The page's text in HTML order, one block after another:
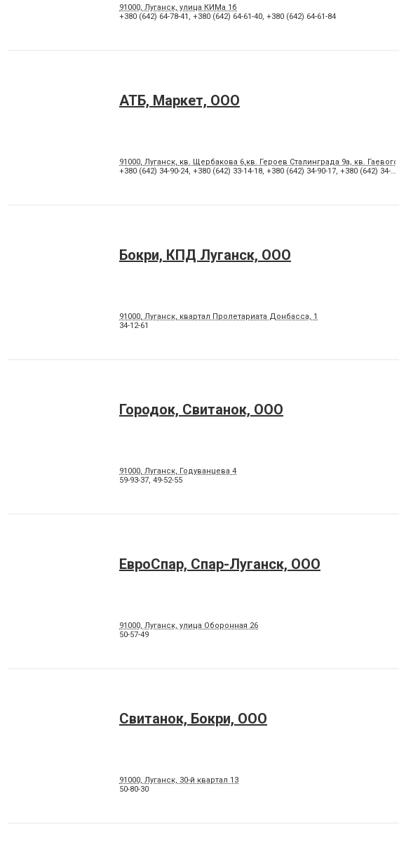
91000, Луганск, улица КИМа 1б
+380 (642) 64-78-41 , +380 (642) 64-61-40, +380 (642) 64-61-84
АТБ, Маркет, ООО
91000, Луганск, кв. Щербакова 6,кв. Героев Сталинграда 9а, кв. Гаевого
+380 (642) 34-90-24, +380 (642) 33-14-18, +380 (642) 34-90-17, +380 (642) 34-84-11
Бокри, КПД Луганск, ООО
91000, Луганск, квартал Пролетариата Донбасса, 1
34-12-61
Городок, Свитанок, ООО
91000, Луганск, Годуванцева 4
59-93-37, 49-52-55
ЕвроСпар, Спар-Луганск, ООО
91000, Луганск, улица Оборонная 26
50-57-49
Свитанок, Бокри, ООО
91000, Луганск, 30-й квартал 13
50-80-30